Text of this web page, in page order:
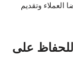
العملاء وتقديم
للحفاظ على